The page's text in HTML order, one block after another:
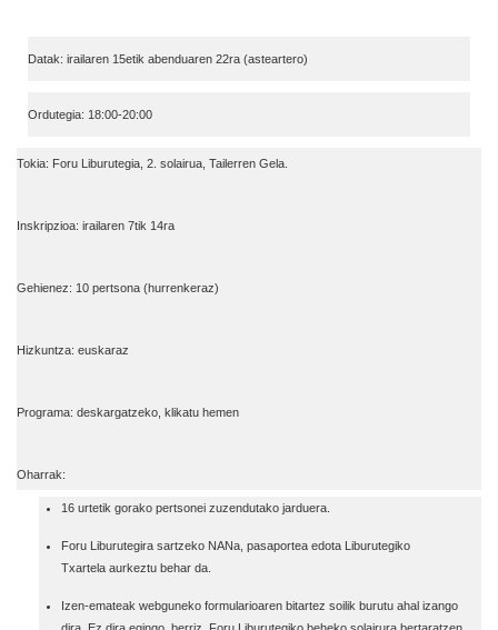
Datak: irailaren 15etik abenduaren 22ra (asteartero)
Ordutegia: 18:00-20:00
Tokia: Foru Liburutegia, 2. solairua, Tailerren Gela.
Inskripzioa: irailaren 7tik 14ra
Gehienez: 10 pertsona (hurrenkeraz)
Hizkuntza: euskaraz
Programa: deskargatzeko, klikatu hemen
Oharrak:
16 urtetik gorako pertsonei zuzendutako jarduera.
Foru Liburutegira sartzeko NANa, pasaportea edota Liburutegiko
Txartela aurkeztu behar da.
Izen-emateak webguneko formularioaren bitartez soilik burutu ahal izango